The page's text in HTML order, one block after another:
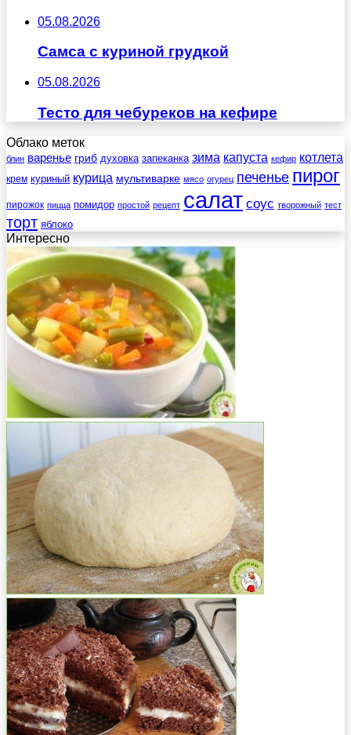
05.08.2026
Самса с куриной грудкой
05.08.2026
Тесто для чебуреков на кефире
Облако меток
блин варенье гриб духовка запеканка зима капуста кефир котлета
крем куриный курица мультиварке мясо огурец печенье пирог
пирожок пицца помидор простой рецепт салат соус творожный тест
торт яблоко
Интересно